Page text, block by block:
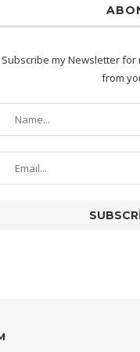
Subscribe my Newsletter
from